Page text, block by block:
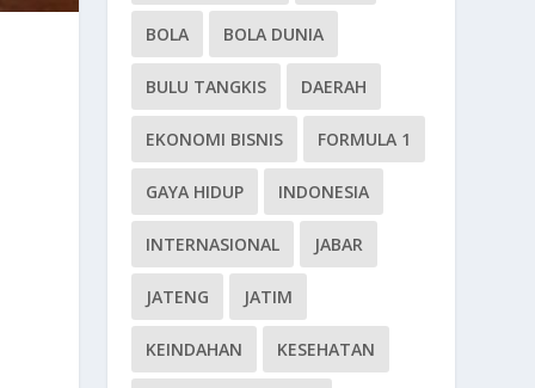
BOLA BOLA DUNIA
BULU TANGKIS DAERAH
EKONOMI BISNIS FORMULA 1
GAYA HIDUP INDONESIA
INTERNASIONAL JABAR
JATENG JATIM
KEINDAHAN KESEHATAN